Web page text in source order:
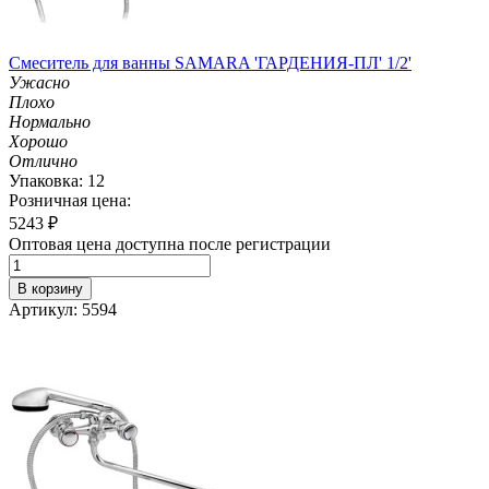
Смеситель для ванны SAMARA 'ГАРДЕНИЯ-ПЛ' 1/2'
Ужасно
Плохо
Нормально
Хорошо
Отлично
Упаковка: 12
Розничная цена:
5243 ₽
Оптовая цена доступна после регистрации
В корзину
Артикул: 5594